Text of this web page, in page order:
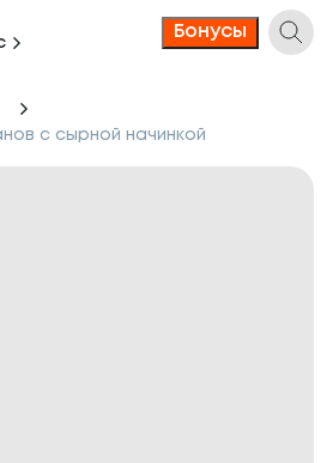
Бонусы
с сырной начинкой